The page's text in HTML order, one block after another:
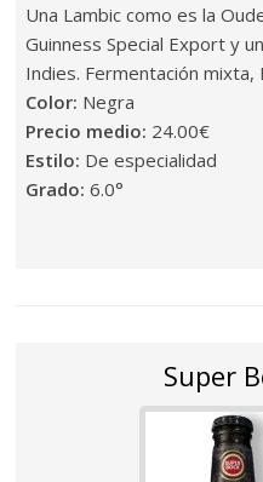
Una Lambic como es la
Guinness Special Export y
Indies. Fermentación mixta,
Color: Negra
Precio medio: 24.00€
Estilo: De especialidad
Grado: 6.0°
Super